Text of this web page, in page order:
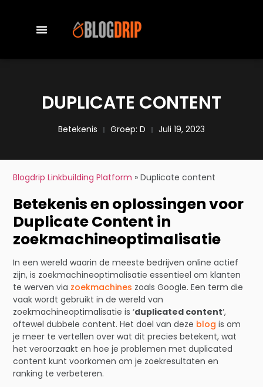
DUPLICATE CONTENT
Betekenis Groep: D Juli 19, 2023
Blogdrip Linkbuilding Platform »Duplicate content
Betekenis en oplossingen voor
Duplicate Content in
zoekmachineoptimalisatie
In een wereld waarin de meeste bedrijven online actief
zijn, is zoekmachineoptimalisatie essentieel om klanten
te werven via zoekmachines zoals Google. Een term die
vaak wordt gebruikt in de wereld van
zoekmachineoptimalisatie is ‘duplicated content‘,
oftewel dubbele content. Het doel van deze blog is om
je meer te vertellen over wat dit precies betekent, wat
het veroorzaakt en hoe je problemen met duplicated
content kunt voorkomen om je zoekresultaten en
ranking te verbeteren.